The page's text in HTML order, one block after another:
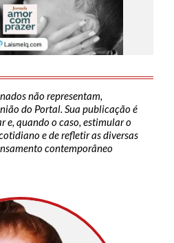
não representam,
do Portal. Sua publicação é
e, quando o caso, estimular o
e de refletir as diversas
contemporâneo